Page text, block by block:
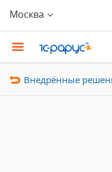
Москва
Внедрённые